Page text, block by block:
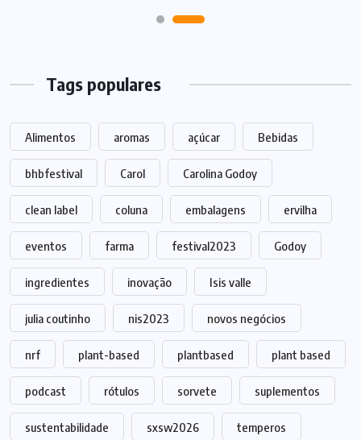
Tags populares
Alimentos aromas açúcar Bebidas
bhbfestival Carol Carolina Godoy
clean label coluna embalagens ervilha
eventos farma festival2023 Godoy
ingredientes inovação Isis valle
julia coutinho nis2023 novos negócios
nrf plant-based plantbased plant based
podcast rótulos sorvete suplementos
sustentabilidade sxsw2026 temperos